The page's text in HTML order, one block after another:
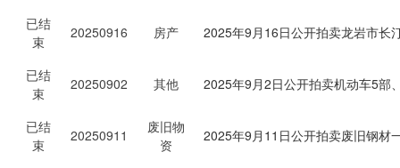
已结
束
20250916 房产 2025年9月16日公开拍卖龙岩市长
已结
束
20250902 其他 2025年9月2日公开拍卖机动车5部
已结
束
20250911
废旧物
资
2025年9月11日公开拍卖废旧钢材